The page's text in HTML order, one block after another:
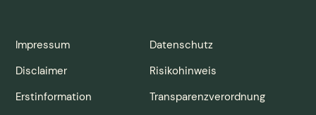
Impressum
Datenschutz
Disclaimer
Risikohinweis
Erstinformation
Transparenzverordnung